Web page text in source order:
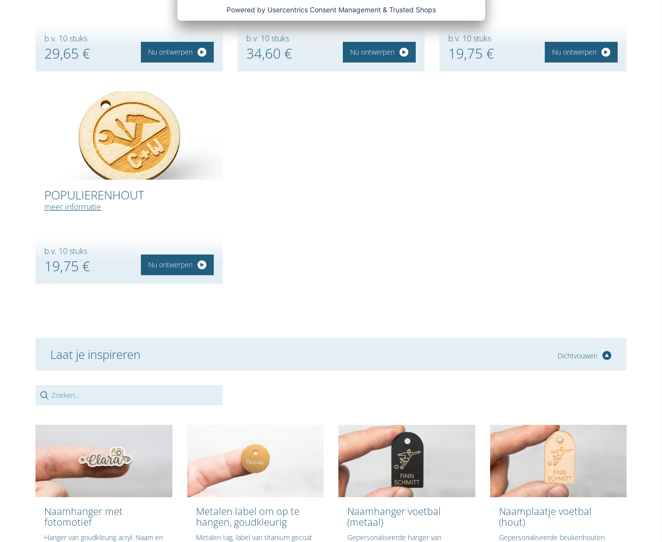
b.v. 10 stuks
29,65 € Nu ontwerpen
b.v. 10 stuks
34,60 € Nu ontwerpen
b.v. 10 stuks
19,75 € Nu ontwerpen
POPULIERENHOUT
meer informatie
b.v. 10 stuks
19,75 € Nu ontwerpen
Dichtvouwen
Laat je inspireren
Naamhanger met
fotomotief
Hanger van goudkleurig acryl. Naam en
Metalen label om op te
hangen, goudkleurig
Metalen tag, label van titanium gecoat
Naamhanger voetbal
(metaal)
Gepersonaliseerde hanger van
Naamplaatje voetbal
(hout)
Gepersonaliseerde beukenhouten